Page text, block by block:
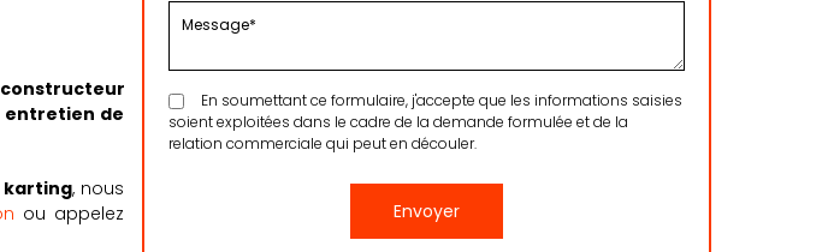
constructeur
entretien de
, nous
ou appelez
En soumettant ce formulaire, j'accepte que les informations saisies
soient exploitées dans le cadre de la demande formulée et de la
relation commerciale qui peut en découler.